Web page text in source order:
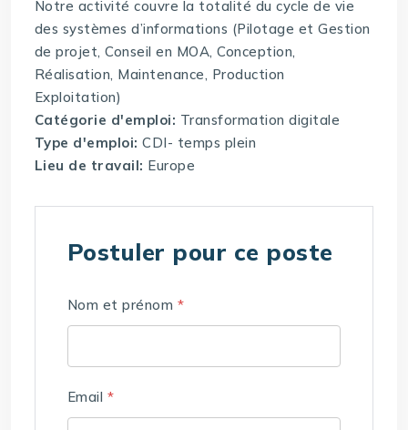
Notre activité couvre la totalité du cycle de vie
des systèmes d’informations (Pilotage et Gestion
de projet, Conseil en MOA, Conception,
Réalisation, Maintenance, Production
Exploitation)
Catégorie d'emploi: Transformation digitale
Type d'emploi:CDI- temps plein
Lieu de travail: Europe
Postuler pour ce poste
Nom et prénom *
Email *